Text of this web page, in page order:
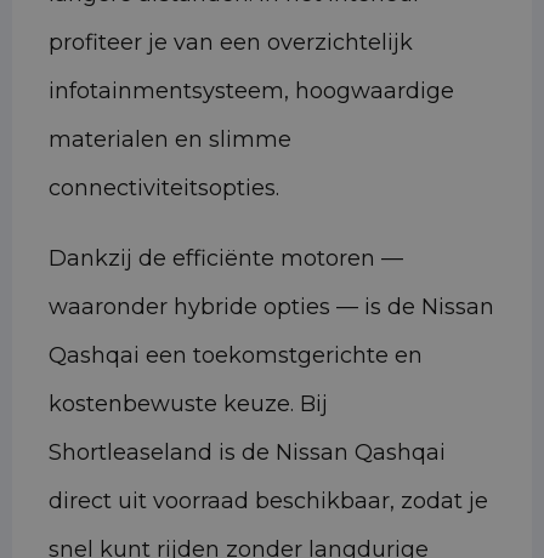
profiteer je van een overzichtelijk
infotainmentsysteem, hoogwaardige
materialen en slimme
connectiviteitsopties.
Dankzij de efficiënte motoren —
waaronder hybride opties — is de Nissan
Qashqai een toekomstgerichte en
kostenbewuste keuze. Bij
Shortleaseland is de Nissan Qashqai
direct uit voorraad beschikbaar, zodat je
snel kunt rijden zonder langdurige